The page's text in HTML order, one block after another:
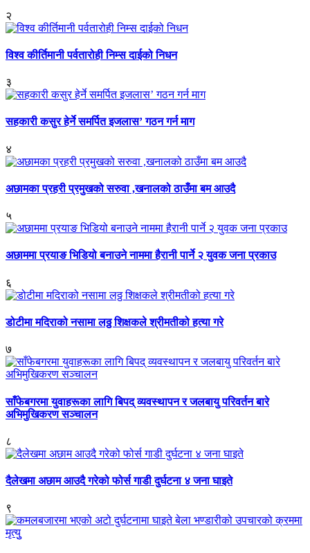
२
विश्व कीर्तिमानी पर्वतारोही निम्स दाईको निधन
३
सहकारी कसुर हेर्ने समर्पित इजलास’ गठन गर्न माग
४
अछामका प्रहरी प्रमुखको सरुवा ,खनालको ठाउँमा बम आउदै
५
अछाममा प्रयाङ भिडियो बनाउने नाममा हैरानी पार्ने २ युवक जना प्रकाउ
६
डोटीमा मदिराको नसामा लठ्ठ शिक्षकले श्रीमतीको हत्या गरे
७
साँफेबगरमा युवाहरूका लागि बिपद् व्यवस्थापन र जलबायु परिवर्तन बारे
अभिमुखिकरण सञ्चालन
८
दैलेखमा अछाम आउदै गरेको फोर्स गाडी दुर्घटना ४ जना घाइते
९